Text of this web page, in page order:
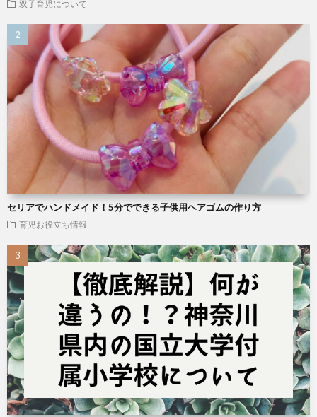
双子育児について
セリアでハンドメイド！5分でできる子供用ヘアゴムの作り方
育児お役立ち情報